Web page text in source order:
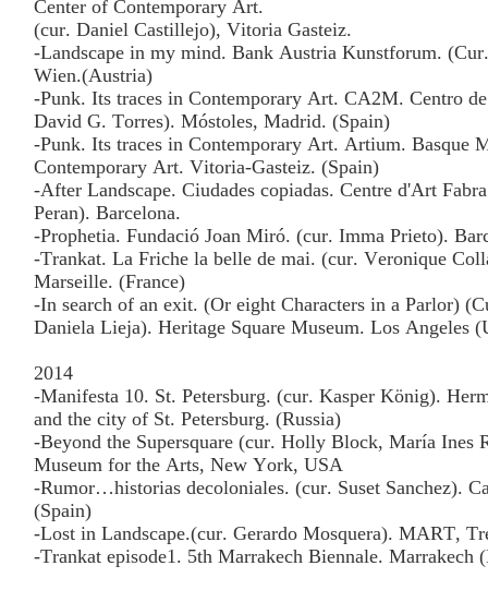
Center of Contemporary Art.
(cur. Daniel Castillejo), Vitoria Gasteiz.
-Landscape in my mind. Bank Austria Kunstforum.
Wien.(Austria)
-Punk. Its traces in Contemporary Art. CA2M. Centro
David G. Torres). Móstoles, Madrid. (Spain)
-Punk. Its traces in Contemporary Art. Artium. Basque
Contemporary Art. Vitoria-Gasteiz. (Spain)
-After Landscape. Ciudades copiadas. Centre d'Art
Peran). Barcelona.
-Prophetia. Fundació Joan Miró. (cur. Imma Prieto).
-Trankat. La Friche la belle de mai. (cur. Veronique
Marseille. (France)
-In search of an exit. (Or eight Characters in a Parlor)
Daniela Lieja). Heritage Square Museum. Los Angeles
2014
-Manifesta 10. St. Petersburg. (cur. Kasper König).
and the city of St. Petersburg. (Russia)
-Beyond the Supersquare (cur. Holly Block, María Ines
Museum for the Arts, New York, USA
-Rumor…historias decoloniales. (cur. Suset Sanchez).
(Spain)
-Lost in Landscape.(cur. Gerardo Mosquera). MART,
-Trankat episode1. 5th Marrakech Biennale. Marrakech